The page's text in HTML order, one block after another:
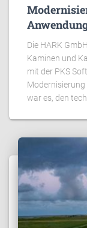
Die HARK
Kaminen und
mit der PKS
Modernisierung
war es, den